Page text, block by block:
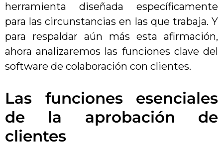
herramienta diseñada específicamente
para las circunstancias en las que trabaja. Y
para respaldar aún más esta afirmación,
ahora analizaremos las funciones clave del
software de colaboración con clientes.
Las funciones esenciales
de la aprobación de
clientes